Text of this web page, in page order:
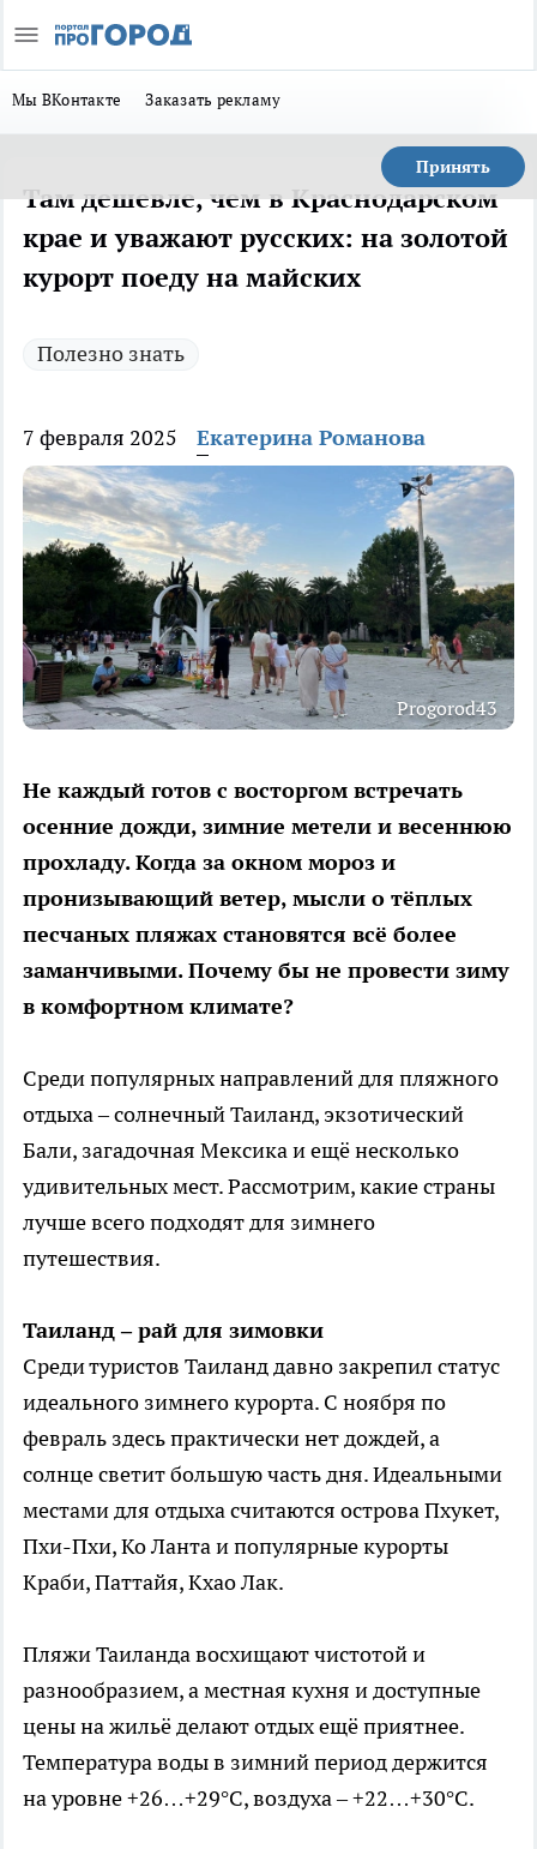
Мы ВКонтакте Заказать рекламу
Принять
Там дешевле, чем в Краснодарском
крае и уважают русских: на золотой
курорт поеду на майских
Полезно знать
7 февраля 2025 Екатерина Романова
Progorod43
Не каждый готов с восторгом встречать
осенние дожди, зимние метели и весеннюю
прохладу. Когда за окном мороз и
пронизывающий ветер, мысли о тёплых
песчаных пляжах становятся всё более
заманчивыми. Почему бы не провести зиму
в комфортном климате?
Среди популярных направлений для пляжного
отдыха – солнечный Таиланд, экзотический
Бали, загадочная Мексика и ещё несколько
удивительных мест. Рассмотрим, какие страны
лучше всего подходят для зимнего
путешествия.
Таиланд – рай для зимовки
Среди туристов Таиланд давно закрепил статус
идеального зимнего курорта. С ноября по
февраль здесь практически нет дождей, а
солнце светит большую часть дня. Идеальными
местами для отдыха считаются острова Пхукет,
Пхи-Пхи, Ко Ланта и популярные курорты
Краби, Паттайя, Кхао Лак.
Пляжи Таиланда восхищают чистотой и
разнообразием, а местная кухня и доступные
цены на жильё делают отдых ещё приятнее.
Температура воды в зимний период держится
на уровне +26…+29°C, воздуха – +22…+30°C.